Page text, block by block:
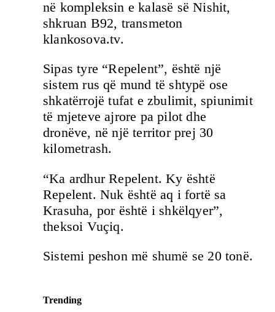
në kompleksin e kalasë së Nishit,
shkruan B92, transmeton
klankosova.tv.
Sipas tyre “Repelent”, është një
sistem rus që mund të shtypë ose
shkatërrojë tufat e zbulimit, spiunimit
të mjeteve ajrore pa pilot dhe
dronëve, në një territor prej 30
kilometrash.
“Ka ardhur Repelent. Ky është
Repelent. Nuk është aq i fortë sa
Krasuha, por është i shkëlqyer”,
theksoi Vuçiq.
Sistemi peshon më shumë se 20 tonë.
Trending